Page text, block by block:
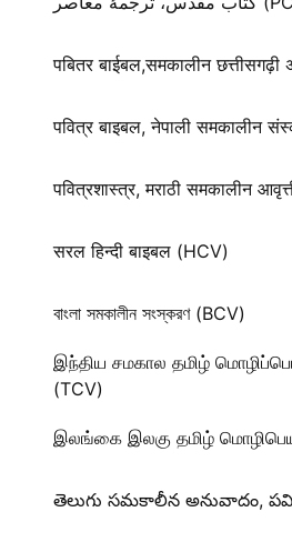
पबितर बाईबल,समकालीन
पवित्र बाइबल, नेपाली समकालीन
पवित्रशास्त्र, मराठी समकालीन
सरल हिन्दी बाइबल (HCV)
বাংলা সমকালীন সংস্করণ (BCV)
இந்திய சமகால தமிழ்
(TCV)
இலங்கை இலகு தமிழ்
తెలుగు సమకాలీన అనువాదం,